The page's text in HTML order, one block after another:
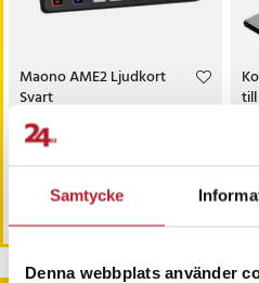
Samtycke
Denna webbplats använder
Maono AME2 Ljudkort
Svart
Pris:1 349 kr
1 349 kr
Köp